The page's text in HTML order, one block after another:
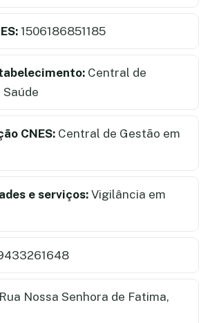
1506186851185
Central de
Saúde
CNES: Central de Gestão em
e serviços:Vigilância em
Rua Nossa Senhora de Fatima,